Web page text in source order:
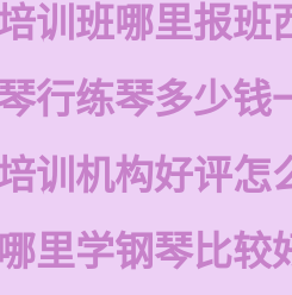
训班哪里报班
行练琴多少钱
训机构好评怎
里学钢琴比较